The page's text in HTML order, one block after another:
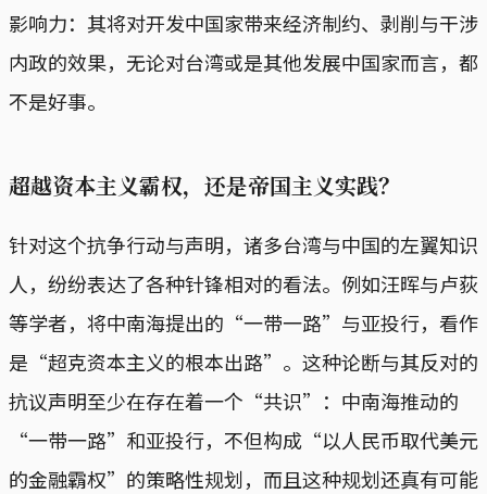
影响力：其将对开发中国家带来经济制约、剥削与干涉
内政的效果，无论对台湾或是其他发展中国家而言，都
不是好事。
超越资本主义霸权，还是帝国主义实践？
针对这个抗争行动与声明，诸多台湾与中国的左翼知识
人，纷纷表达了各种针锋相对的看法。例如汪晖与卢荻
等学者，将中南海提出的“一带一路”与亚投行，看作
是“超克资本主义的根本出路”。这种论断与其反对的
抗议声明至少在存在着一个“共识”：中南海推动的
“一带一路”和亚投行，不但构成“以人民币取代美元
的金融霸权”的策略性规划，而且这种规划还真有可能